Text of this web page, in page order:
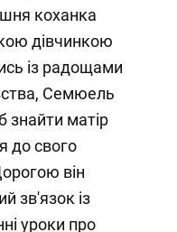
коханка
дівчинкою
із радощами
Семюель
матір
до свого
він
зв'язок із
уроки про